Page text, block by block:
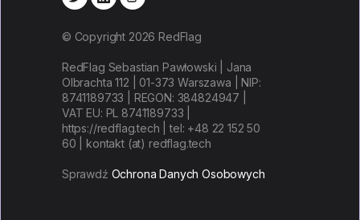
© Copyright 2026 RedFlag
RedFlag Sebastian Pawłowski | Jana
Olbrachta 112 | 01-373 Warszawa | NIP:
8741189733 | REGON: 384824947 |
VAT EU: PL 8741189733 |
https://redflag.tech | tel: +48 22 152 50
60 | kontakt (at) redflag.tech
Sprawdź Ochrona Danych Osobowych